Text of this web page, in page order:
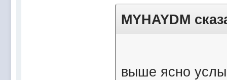
MYHAYDM
выше ясно